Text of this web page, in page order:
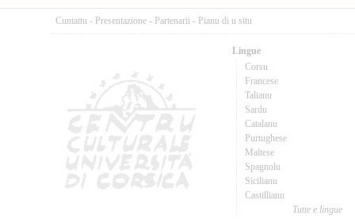
Cuntattu - Presentazione - Partenarii - Pianu di u situ
Lingue
Corsu
Francese
Talianu
Sardu
Catalanu
Purtughese
Maltese
Spagnolu
Sicilianu
Castillianu
Tutte e lingue